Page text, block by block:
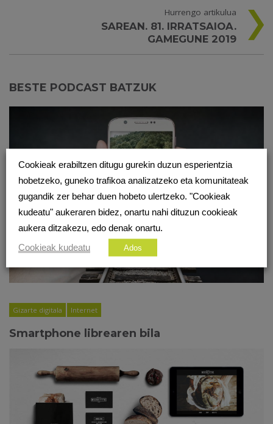
Hurrengo artikulua
SAREAN. 81. IRRATSAIOA.
GAMEGUNE 2019
BESTE PODCAST BATZUK
Gizarte digitala Internet
Smartphone librearen bila
Cookieak erabiltzen ditugu gurekin duzun esperientzia
hobetzeko, guneko trafikoa analizatzeko eta komunitateak
gugandik zer behar duen hobeto ulertzeko. "Cookieak
kudeatu" aukeraren bidez, onartu nahi dituzun cookieak
aukera ditzakezu, edo denak onartu.
Cookieak kudeatu
Ados